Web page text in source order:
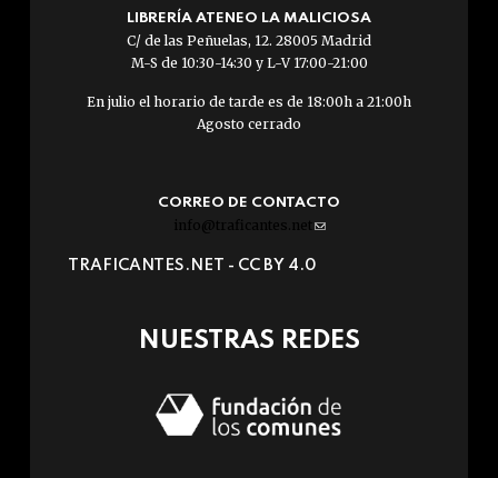
LIBRERÍA ATENEO LA MALICIOSA
C/ de las Peñuelas, 12. 28005 Madrid
M-S de 10:30-14:30 y L-V 17:00-21:00
En julio el horario de tarde es de 18:00h a 21:00h
Agosto cerrado
CORREO DE CONTACTO
info@traficantes.net (link
e-
TRAFICANTES.NET - CC BY 4.0
NUESTRAS REDES